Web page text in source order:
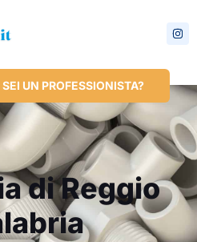
SEI UN PROFESSIONISTA?
di Reggio